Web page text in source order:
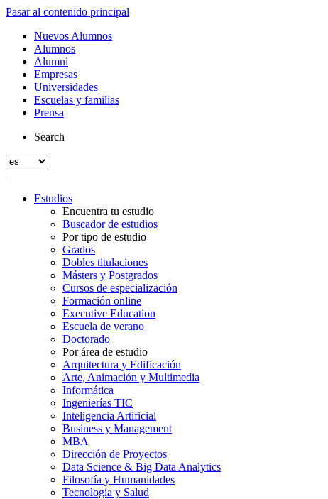
Pasar al contenido principal
Nuevos Alumnos
Alumnos
Alumni
Empresas
Universidades
Escuelas y familias
Prensa
Search
Estudios
Encuentra tu estudio
Buscador de estudios
Por tipo de estudio
Grados
Dobles titulaciones
Másters y Postgrados
Cursos de especialización
Formación online
Executive Education
Escuela de verano
Doctorado
Por área de estudio
Arquitectura y Edificación
Arte, Animación y Multimedia
Informática
Ingenierías TIC
Inteligencia Artificial
Business y Management
MBA
Dirección de Proyectos
Data Science & Big Data Analytics
Filosofía y Humanidades
Tecnología y Salud